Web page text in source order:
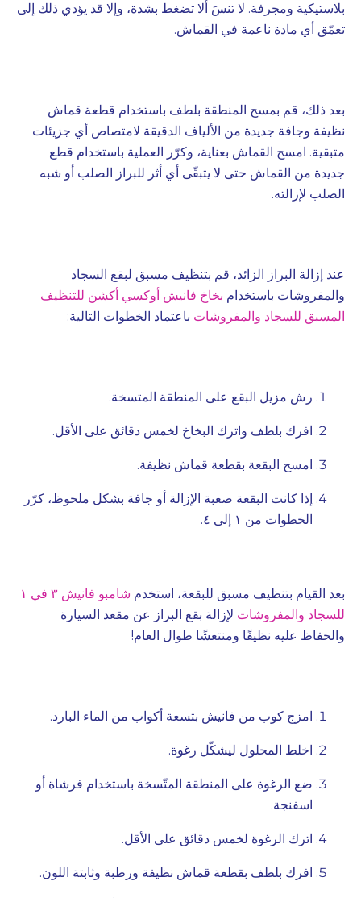
بلاستيكية ومجرفة. لا تنسَ ألا تضغط بشدة، وإلا قد يؤدي ذلك إلى
تعمّق أي مادة ناعمة في القماش.
بعد ذلك، قم بمسح المنطقة بلطف باستخدام قطعة قماش
نظيفة وجافة جديدة من الألياف الدقيقة لامتصاص أي جزيئات
متبقية. امسح القماش بعناية، وكرّر العملية باستخدام قطع
جديدة من القماش حتى لا يتبقّى أي أثر للبراز الصلب أو شبه
الصلب لإزالته.
عند إزالة البراز الزائد، قم بتنظيف مسبق لبقع السجاد
والمفروشات باستخدام بخاخ فانيش أوكسي أكشن للتنظيف
المسبق للسجاد والمفروشات باعتماد الخطوات التالية:
رش مزيل البقع على المنطقة المتسخة.
افرك بلطف واترك البخاخ لخمس دقائق على الأقل.
امسح البقعة بقطعة قماش نظيفة.
إذا كانت البقعة صعبة الإزالة أو جافة بشكل ملحوظ، كرّر
الخطوات من ١ إلى ٤.
بعد القيام بتنظيف مسبق للبقعة، استخدم
شامبو فانيش ٣ في ١
للسجاد والمفروشات لإزالة بقع البراز عن مقعد السيارة
والحفاظ عليه نظيفًا ومنتعشًا طوال العام!
امزج كوب من فانيش بتسعة أكواب من الماء البارد.
اخلط المحلول ليشكّل رغوة.
ضع الرغوة على المنطقة المتّسخة باستخدام فرشاة أو
اسفنجة.
اترك الرغوة لخمس دقائق على الأقل.
افرك بلطف بقطعة قماش نظيفة ورطبة وثابتة اللون.